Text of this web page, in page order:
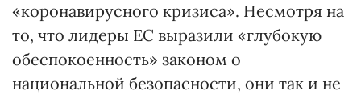
«коронавирусного кризиса». Несмотря на
то, что лидеры ЕС выразили «глубокую
обеспокоенность» законом о
национальной безопасности, они так и не